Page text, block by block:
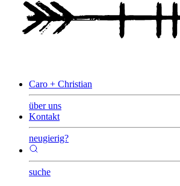
Caro + Christian
über uns
Kontakt
neugierig?
suche